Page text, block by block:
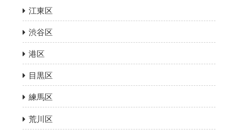
江東区
渋谷区
港区
目黒区
練馬区
荒川区